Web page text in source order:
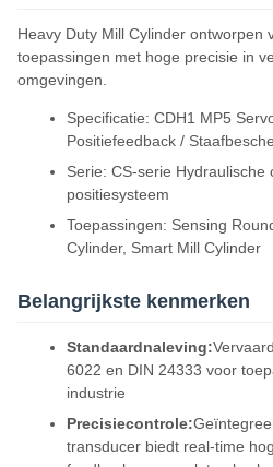
Heavy Duty Mill Cylinder ontworpen
toepassingen met hoge precisie in
omgevingen.
Specificatie: CDH1 MP5
Positiefeedback /
Serie: CS-serie Hydraulische
positiesysteem
Toepassingen: Sensing
Cylinder, Smart Mill Cylinder
Belangrijkste kenmerken
Standaardnaleving:
6022 en DIN 24333 voor
industrie
Precisiecontrole:
transducer biedt real-time